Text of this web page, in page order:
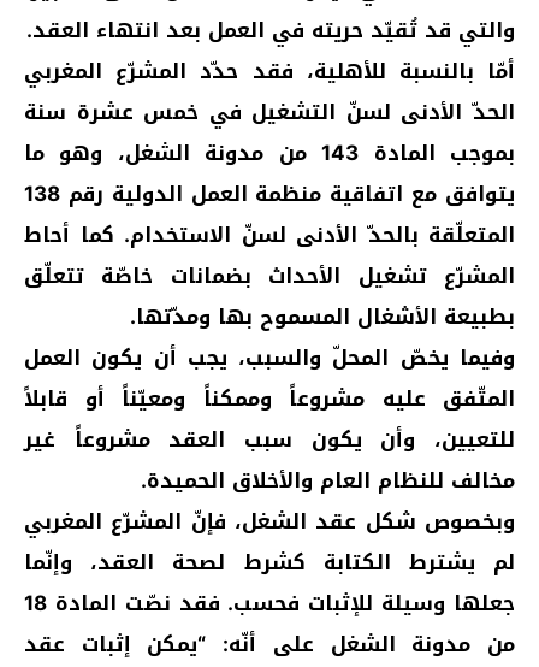
والتي قد تُقيّد حريته في العمل بعد انتهاء العقد.
أمّا بالنسبة للأهلية، فقد حدّد المشرّع المغربي
الحدّ الأدنى لسنّ التشغيل في خمس عشرة سنة
بموجب المادة 143 من مدونة الشغل، وهو ما
يتوافق مع اتفاقية منظمة العمل الدولية رقم 138
المتعلّقة بالحدّ الأدنى لسنّ الاستخدام. كما أحاط
المشرّع تشغيل الأحداث بضمانات خاصّة تتعلّق
بطبيعة الأشغال المسموح بها ومدّتها.
وفيما يخصّ المحلّ والسبب، يجب أن يكون العمل
المتّفق عليه مشروعاً وممكناً ومعيّناً أو قابلاً
للتعيين، وأن يكون سبب العقد مشروعاً غير
مخالف للنظام العام والأخلاق الحميدة.
وبخصوص شكل عقد الشغل، فإنّ المشرّع المغربي
لم يشترط الكتابة كشرط لصحة العقد، وإنّما
جعلها وسيلة للإثبات فحسب. فقد نصّت المادة 18
من مدونة الشغل على أنّه: “يمكن إثبات عقد